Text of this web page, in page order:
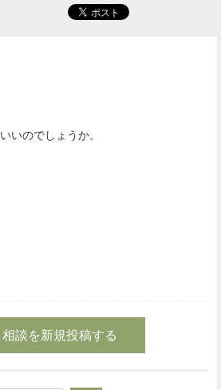
いのでしょうか。
相談を新規投稿する